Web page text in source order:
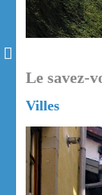
Le savez-
Villes